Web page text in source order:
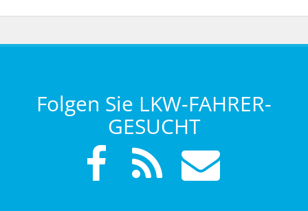
Folgen Sie LKW-FAHRER-
GESUCHT